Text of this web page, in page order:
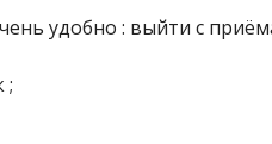
удобно : выйти с
;